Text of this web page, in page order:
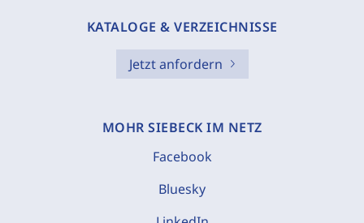
KATALOGE & VERZEICHNISSE
Jetzt anfordern
MOHR SIEBECK IM NETZ
Facebook
Bluesky